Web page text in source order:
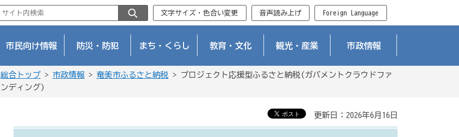
文字サイズ・色合い変更 音声読み上げ Foreign Language
市民向け情報 防災・防犯 まち・くらし 教育・文化 観光・産業 市政情報
総合トップ > 市政情報 > 奄美市ふるさと納税 > プロジェクト応援型ふるさと納税(ガバメントクラウドファ
ンディング)
更新日：2026年6月16日